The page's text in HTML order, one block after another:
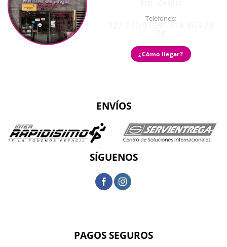
Teléfonos:
¿Cómo llegar?
ENVÍOS
SÍGUENOS
PAGOS SEGUROS